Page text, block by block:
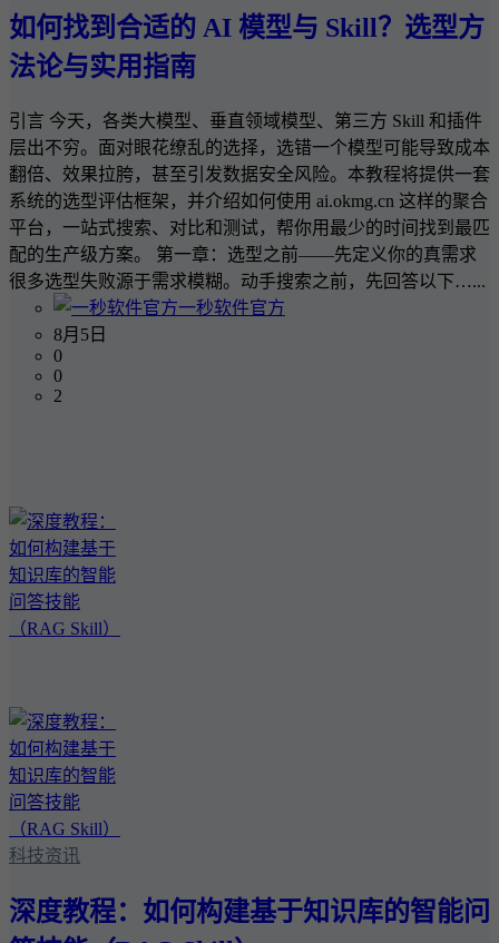
如何找到合适的 AI 模型与 Skill？选型方
法论与实用指南
引言 今天，各类大模型、垂直领域模型、第三方 Skill 和插件
层出不穷。面对眼花缭乱的选择，选错一个模型可能导致成本
翻倍、效果拉胯，甚至引发数据安全风险。本教程将提供一套
系统的选型评估框架，并介绍如何使用 ai.okmg.cn 这样的聚合
平台，一站式搜索、对比和测试，帮你用最少的时间找到最匹
配的生产级方案。 第一章：选型之前——先定义你的真需求
很多选型失败源于需求模糊。动手搜索之前，先回答以下…...
一秒软件官方
8月5日
0
0
2
科技资讯
深度教程：如何构建基于知识库的智能问